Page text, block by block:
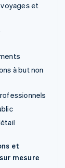
et
à but non
et
mesure